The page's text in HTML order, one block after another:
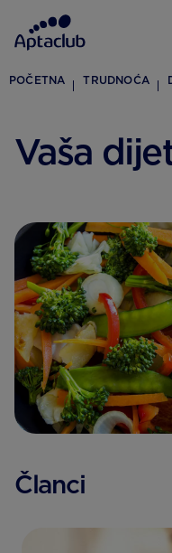
POČETNA TRUDNOĆA
Vaša
Članci